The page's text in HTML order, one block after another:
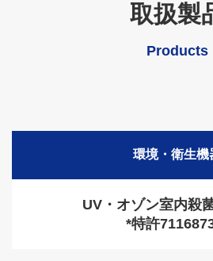
取扱製
Products
環境・衛生機
UV・オゾン室内殺
*特許